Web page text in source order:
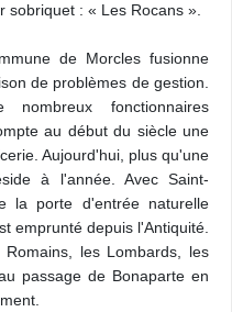
sobriquet : « Les Rocans ».
de Morcles fusionne
de problèmes de gestion.
fonctionnaires
au début du siècle une
Aujourd'hui, plus qu'une
à l'année. Avec Saint-
la porte d'entrée naturelle
emprunté depuis l'Antiquité.
les Lombards, les
passage de Bonaparte en